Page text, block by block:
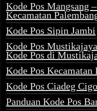
Kode Pos Mangsang
Kecamatan
Kode Pos Sipin Jambi
Kode Pos
Kode Pos di
Kode Pos Kecamatan
Kode Pos Ciadeg
Panduan Kode Pos